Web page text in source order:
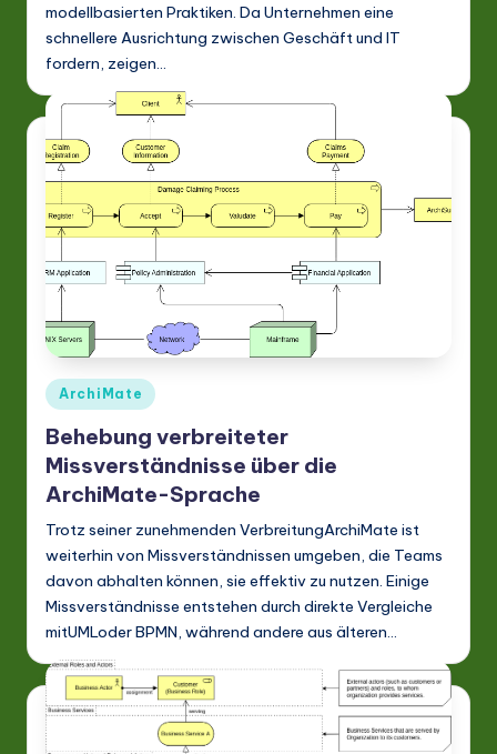
modellbasierten Praktiken. Da Unternehmen eine
schnellere Ausrichtung zwischen Geschäft und IT
fordern, zeigen…
Posted
in
ArchiMate
Behebung verbreiteter
Missverständnisse über die
ArchiMate-Sprache
Trotz seiner zunehmenden VerbreitungArchiMate ist
weiterhin von Missverständnissen umgeben, die Teams
davon abhalten können, sie effektiv zu nutzen. Einige
Missverständnisse entstehen durch direkte Vergleiche
mitUMLoder BPMN, während andere aus älteren…